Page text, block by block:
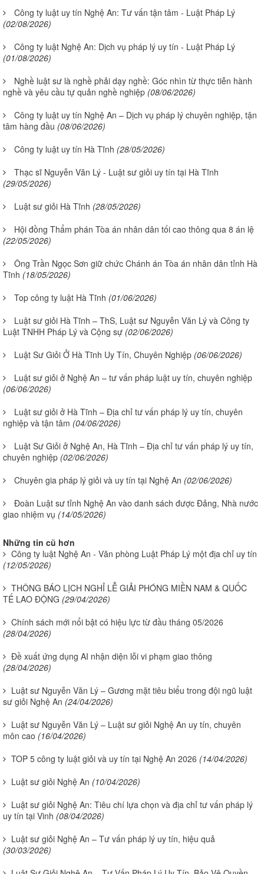
Công ty luật uy tín Nghệ An: Tư vấn tận tâm - Luật Pháp Lý
(02/08/2026)
Công ty luật Nghệ An: Dịch vụ pháp lý uy tín - Luật Pháp Lý
(01/08/2026)
Nghề luật sư là nghề phải dạy nghề: Góc nhìn từ thực tiễn hành
nghề và yêu cầu tự quản nghề nghiệp (08/06/2026)
Công ty luật uy tín Nghệ An – Dịch vụ pháp lý chuyên nghiệp, tận
tâm hàng đầu (08/06/2026)
Công ty luật uy tín Hà Tĩnh (28/05/2026)
Thạc sĩ Nguyễn Văn Lý - Luật sư giỏi uy tín tại Hà Tĩnh
(29/05/2026)
Luật sư giỏi Hà Tĩnh (28/05/2026)
Hội đồng Thẩm phán Tòa án nhân dân tối cao thông qua 8 án lệ
(22/05/2026)
Ông Trần Ngọc Sơn giữ chức Chánh án Tòa án nhân dân tỉnh Hà
Tĩnh (18/05/2026)
Top công ty luật Hà Tĩnh (01/06/2026)
Luật sư giỏi Hà Tĩnh – ThS, Luật sư Nguyễn Văn Lý và Công ty
Luật TNHH Pháp Lý và Cộng sự (02/06/2026)
Luật Sư Giỏi Ở Hà Tĩnh Uy Tín, Chuyên Nghiệp (06/06/2026)
Luật sư giỏi ở Nghệ An – tư vấn pháp luật uy tín, chuyên nghiệp
(06/06/2026)
Luật sư giỏi ở Hà Tĩnh – Địa chỉ tư vấn pháp lý uy tín, chuyên
nghiệp và tận tâm (04/06/2026)
Luật Sư Giỏi ở Nghệ An, Hà Tĩnh – Địa chỉ tư vấn pháp lý uy tín,
chuyên nghiệp (02/06/2026)
Chuyên gia pháp lý giỏi và uy tín tại Nghệ An (02/06/2026)
Đoàn Luật sư tỉnh Nghệ An vào danh sách được Đảng, Nhà nước
giao nhiệm vụ (14/05/2026)
Những tin cũ hơn
Công ty luật Nghệ An - Văn phòng Luật Pháp Lý một địa chỉ uy tín
(12/05/2026)
THÔNG BÁO LỊCH NGHỈ LỄ GIẢI PHÓNG MIỀN NAM & QUỐC
TẾ LAO ĐỘNG (29/04/2026)
Chính sách mới nổi bật có hiệu lực từ đầu tháng 05/2026
(28/04/2026)
Đề xuất ứng dụng AI nhận diện lỗi vi phạm giao thông
(28/04/2026)
Luật sư Nguyễn Văn Lý – Gương mặt tiêu biểu trong đội ngũ luật
sư giỏi Nghệ An (24/04/2026)
Luật sư Nguyễn Văn Lý – Luật sư giỏi Nghệ An uy tín, chuyên
môn cao (16/04/2026)
TOP 5 công ty luật giỏi và uy tín tại Nghệ An 2026 (14/04/2026)
Luật sư giỏi Nghệ An (10/04/2026)
Luật sư giỏi Nghệ An: Tiêu chí lựa chọn và địa chỉ tư vấn pháp lý
uy tín tại Vinh (08/04/2026)
Luật sư giỏi Nghệ An – Tư vấn pháp lý uy tín, hiệu quả
(30/03/2026)